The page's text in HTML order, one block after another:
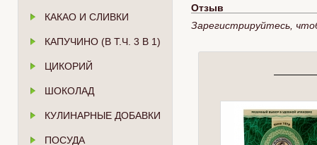
КАКАО И СЛИВКИ
КАПУЧИНО (В Т.Ч. 3 В 1)
ЦИКОРИЙ
ШОКОЛАД
КУЛИНАРНЫЕ ДОБАВКИ
ПОСУДА
Отзыв
Зарегистрируйтесь,